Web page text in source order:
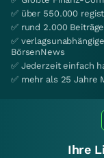
✅ über 550.000
✅ rund 2.000
✅
BörsenNews
✅ Jederzeit einfach
✅ mehr als 25 Jahre
Ihre